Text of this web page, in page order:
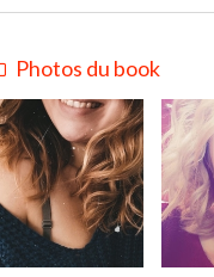
Photos du book